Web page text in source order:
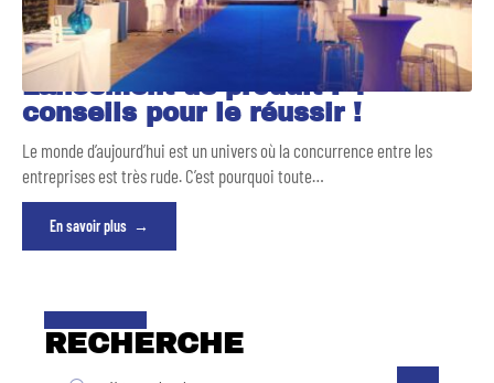
Lancement de produit : 4
conseils pour le réussir !
Le monde d’aujourd’hui est un univers où la concurrence entre les
entreprises est très rude. C’est pourquoi toute…
En savoir plus
RECHERCHE